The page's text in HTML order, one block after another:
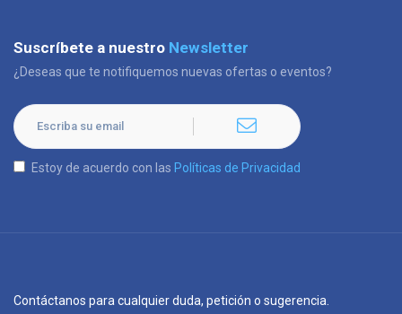
Suscríbete a nuestro Newsletter
¿Deseas que te notifiquemos nuevas ofertas o eventos?
Estoy de acuerdo con las Políticas de Privacidad
Contáctanos para cualquier duda, petición o sugerencia.